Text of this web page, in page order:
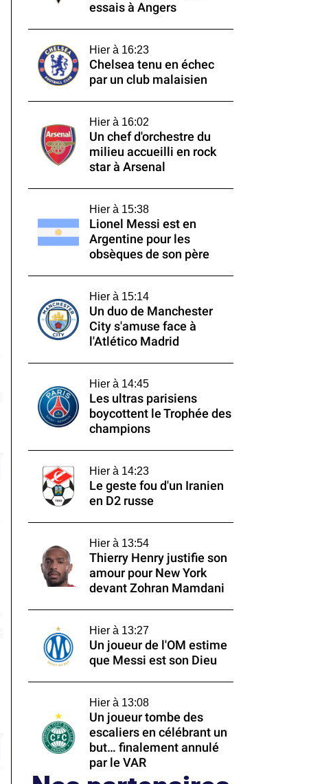
essais à Angers
Hier à 16:23
Chelsea tenu en échec
par un club malaisien
Hier à 16:02
Un chef d'orchestre du
milieu accueilli en rock
star à Arsenal
Hier à 15:38
Lionel Messi est en
Argentine pour les
obsèques de son père
Hier à 15:14
Un duo de Manchester
City s'amuse face à
l'Atlético Madrid
Hier à 14:45
Les ultras parisiens
boycottent le Trophée des
champions
Hier à 14:23
Le geste fou d'un Iranien
en D2 russe
Hier à 13:54
Thierry Henry justifie son
amour pour New York
devant Zohran Mamdani
Hier à 13:27
Un joueur de l'OM estime
que Messi est son Dieu
Hier à 13:08
Un joueur tombe des
escaliers en célébrant un
but… finalement annulé
par le VAR